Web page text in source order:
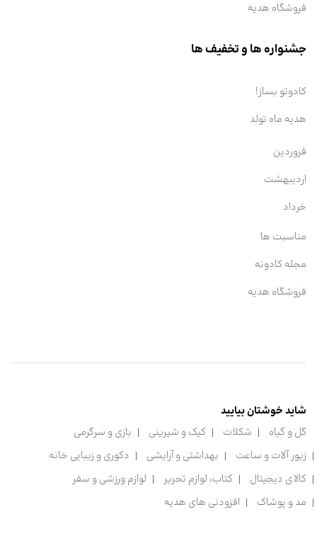
فروشگاه هدیه
جشنواره ها و تخفیف ها
کادوتو بساز!
هدیه ماه تولد
فروردین
اردیبهشت
خرداد
مناسبت ها
مجله کادونه
فروشگاه هدیه
شاید خوشتان بیایید
گل و گیاه
شکلات کیک و شیرینی
بازی و سرگرمی
زیور آلات و ساعت
بهداشتی و آرایشی
دکوری و زیبایی خانه
کالای دیجیتال
کتاب، لوازم تحریر
لوازم ورزشی و سفر
مد و پوشاک
افزودنی های هدیه